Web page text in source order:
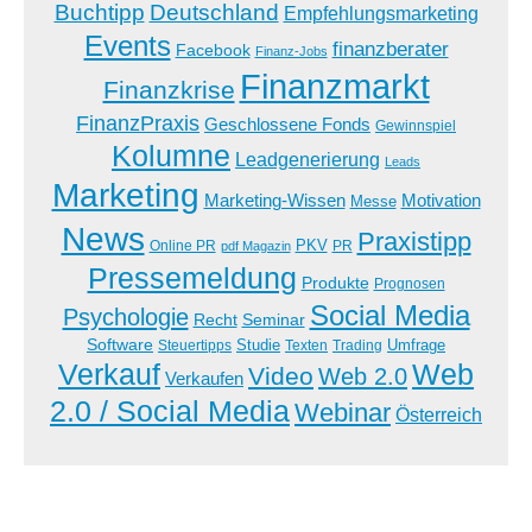
Buchtipp Deutschland Empfehlungsmarketing
Events Facebook Finanz-Jobs finanzberater
Finanzkrise Finanzmarkt
FinanzPraxis Geschlossene Fonds Gewinnspiel
Kolumne Leadgenerierung Leads
Marketing Marketing-Wissen Messe Motivation
News Online PR pdf Magazin PKV PR Praxistipp
Pressemeldung Produkte Prognosen
Psychologie Recht Seminar Social Media
Software Steuertipps Studie Texten Trading Umfrage
Verkauf Verkaufen Video Web 2.0Web
2.0 / Social MediaWebinar Österreich